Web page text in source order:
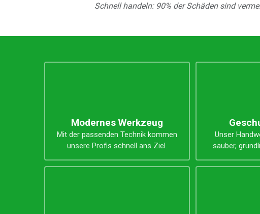
Schnell handeln: 90% der Schäden sind
Unsere Vorteile
Modernes Werkzeug
Mit der passenden Technik kommen
unsere Profis schnell ans Ziel.
Unser
sauber,